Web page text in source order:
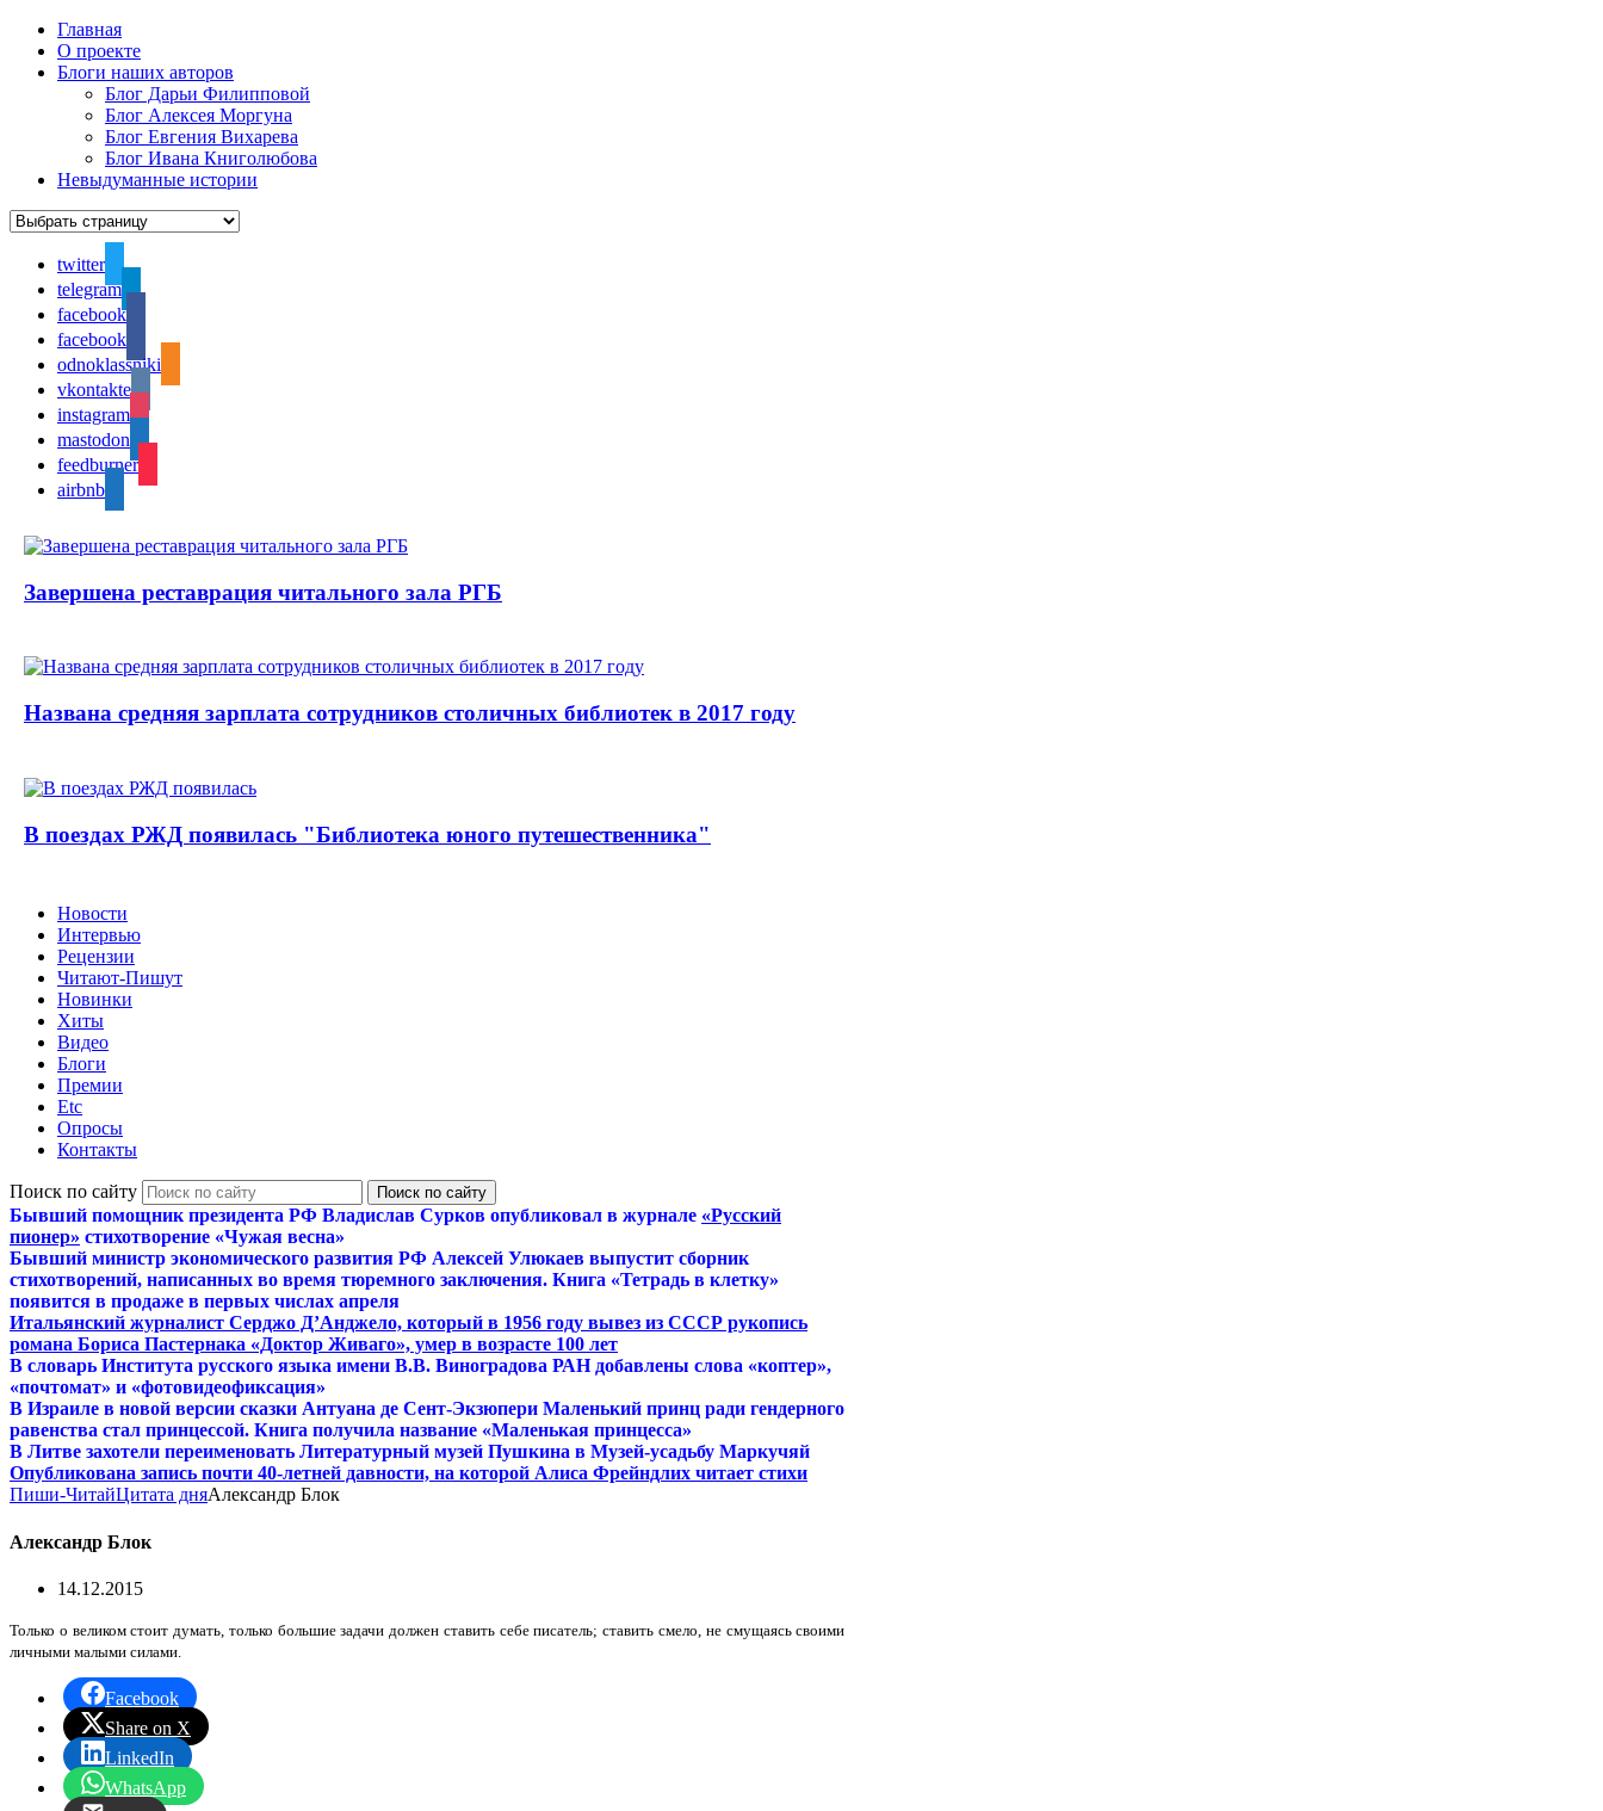
Главная
О проекте
Блоги наших авторов
Блог Дарьи Филипповой
Блог Алексея Моргуна
Блог Евгения Вихарева
Блог Ивана Книголюбова
Невыдуманные истории
twitter
telegram
facebook
facebook
odnoklassniki
vkontakte
instagram
mastodon
feedburner
airbnb
Завершена реставрация читального зала РГБ
Названа средняя зарплата сотрудников столичных библиотек в 2017 году
В поездах РЖД появилась "Библиотека юного путешественника"
Новости
Интервью
Рецензии
Читают-Пишут
Новинки
Хиты
Видео
Блоги
Премии
Etc
Опросы
Контакты
Поиск по сайту
Бывший помощник президента РФ Владислав Сурков опубликовал в журнале «Русский
пионер» стихотворение «Чужая весна»
Бывший министр экономического развития РФ Алексей Улюкаев выпустит сборник
стихотворений, написанных во время тюремного заключения. Книга «Тетрадь в клетку»
появится в продаже в первых числах апреля
Итальянский журналист Серджо Д’Анджело, который в 1956 году вывез из СССР рукопись
романа Бориса Пастернака «Доктор Живаго», умер в возрасте 100 лет
В словарь Института русского языка имени В.В. Виноградова РАН добавлены слова «коптер»,
«почтомат» и «фотовидеофиксация»
В Израиле в новой версии сказки Антуана де Сент-Экзюпери Маленький принц ради гендерного
равенства стал принцессой. Книга получила название «Маленькая принцесса»
В Литве захотели переименовать Литературный музей Пушкина в Музей-усадьбу Маркучяй
Опубликована запись почти 40-летней давности, на которой Алиса Фрейндлих читает стихи
Пиши-ЧитайЦитата дняАлександр Блок
Александр Блок
14.12.2015
Только о великом стоит думать, только большие задачи должен ставить себе писатель; ставить смело, не смущаясь своими
личными малыми силами.
Facebook
Share on X
LinkedIn
WhatsApp